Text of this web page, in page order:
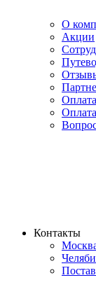
О
Акции
Контакты